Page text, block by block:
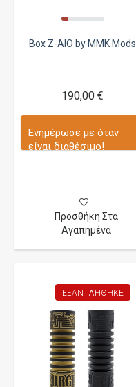
Box Z-AIO by MMK Mods
190,00 €
Ενημέρωσε με όταν
είναι διαθέσιμο!
Προσθήκη Στα
Αγαπημένα
ΕΞΑΝΤΛΉΘΗΚΕ